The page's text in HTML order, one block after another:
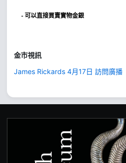
- 可以直接買賣實物金銀
金市視訊
James Rickards 4月17日 訪問廣播